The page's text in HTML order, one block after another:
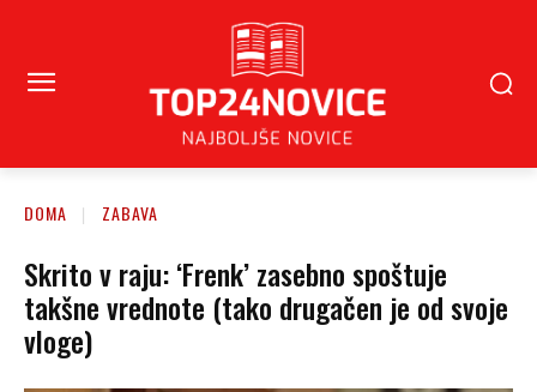
DOMA ZABAVA
Skrito v raju: ‘Frenk’ zasebno spoštuje
takšne vrednote (tako drugačen je od svoje
vloge)